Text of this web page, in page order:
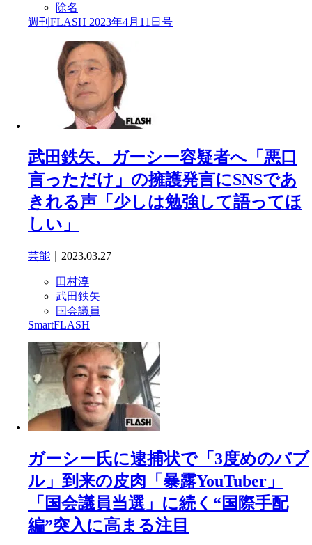
除名
週刊FLASH 2023年4月11日号
武田鉄矢、ガーシー容疑者へ「悪口
言っただけ」の擁護発言にSNSであ
きれる声「少しは勉強して語ってほ
しい」
芸能 ｜2023.03.27
田村淳
武田鉄矢
国会議員
SmartFLASH
ガーシー氏に逮捕状で「3度めのバブ
ル」到来の皮肉「暴露YouTuber」
「国会議員当選」に続く“国際手配
編”突入に高まる注目